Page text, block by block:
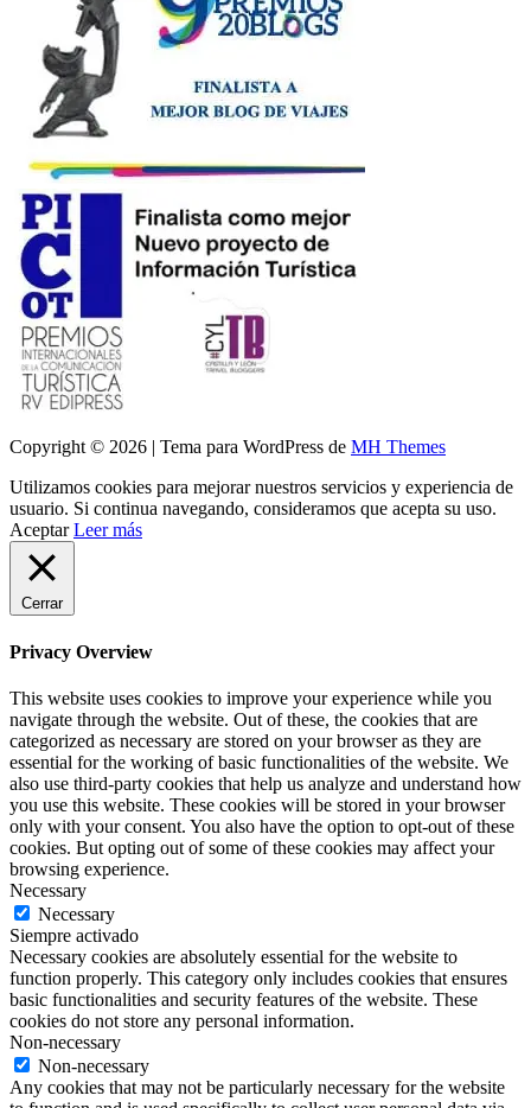
Copyright © 2026 | Tema para WordPress de MH Themes
Utilizamos cookies para mejorar nuestros servicios y experiencia de
usuario. Si continua navegando, consideramos que acepta su uso.
Aceptar Leer más
Cerrar
Privacy Overview
This website uses cookies to improve your experience while you
navigate through the website. Out of these, the cookies that are
categorized as necessary are stored on your browser as they are
essential for the working of basic functionalities of the website. We
also use third-party cookies that help us analyze and understand how
you use this website. These cookies will be stored in your browser
only with your consent. You also have the option to opt-out of these
cookies. But opting out of some of these cookies may affect your
browsing experience.
Necessary
Necessary
Siempre activado
Necessary cookies are absolutely essential for the website to
function properly. This category only includes cookies that ensures
basic functionalities and security features of the website. These
cookies do not store any personal information.
Non-necessary
Non-necessary
Any cookies that may not be particularly necessary for the website